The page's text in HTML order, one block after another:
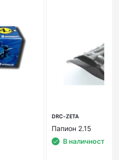
DRC-ZETA
Папион 2.15
В наличност